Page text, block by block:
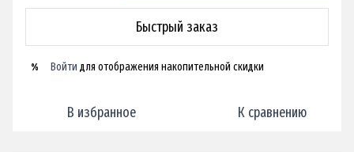
Быстрый заказ
% Войти для отображения накопительной скидки
В избранное К сравнению